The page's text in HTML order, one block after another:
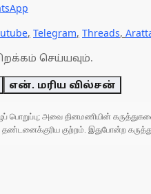
, Telegram, Threads,
செய்யவும்.
என். மரிய வில்சன்
பொறுப்பு; அவை தினமணியின்
குற்றம். இதுபோன்ற